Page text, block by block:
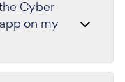
Cyber
on my